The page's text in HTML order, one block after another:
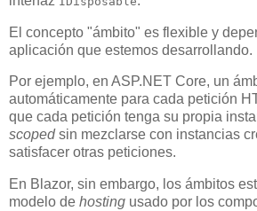
El concepto "ámbito" es flexible y
aplicación que estemos desarrollando.
Por ejemplo, en ASP.NET Core, un
automáticamente para cada petición
que cada petición tenga su propia
scopedsin mezclarse con instancias
satisfacer otras peticiones.
En Blazor, sin embargo, los ámbitos
modelo de hosting usado por los